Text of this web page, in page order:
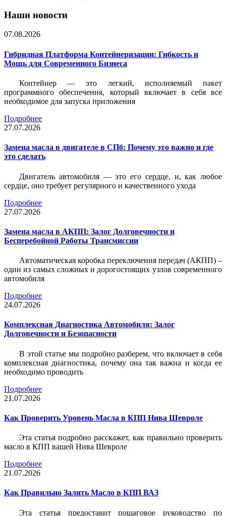
Наши новости
07.08.2026
Гибридная Платформа Контейнеризации: Гибкость и
Мощь для Современного Бизнеса
Контейнер — это легкий, исполняемый пакет
программного обеспечения, который включает в себя все
необходимое для запуска приложения
Подробнее
27.07.2026
Замена масла в двигателе в СПб: Почему это важно и где
это сделать
Двигатель автомобиля — это его сердце, и, как любое
сердце, оно требует регулярного и качественного ухода
Подробнее
27.07.2026
Замена масла в АКПП: Залог Долговечности и
Бесперебойной Работы Трансмиссии
Автоматическая коробка переключения передач (АКПП) –
один из самых сложных и дорогостоящих узлов современного
автомобиля
Подробнее
24.07.2026
Комплексная Диагностика Автомобиля: Залог
Долговечности и Безопасности
В этой статье мы подробно разберем, что включает в себя
комплексная диагностика, почему она так важна и когда ее
необходимо проводить
Подробнее
21.07.2026
Как Проверить Уровень Масла в КПП Нива Шевроле
Эта статья подробно расскажет, как правильно проверить
масло в КПП вашей Нива Шевроле
Подробнее
21.07.2026
Как Правильно Залить Масло в КПП ВАЗ
Эта статья предоставит пошаговое руководство по